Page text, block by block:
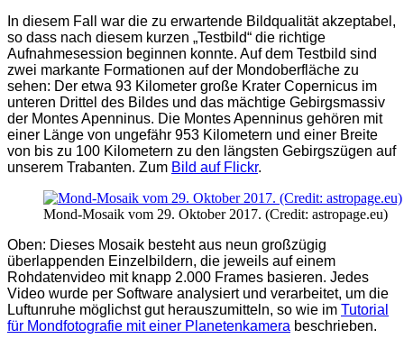
In diesem Fall war die zu erwartende Bildqualität akzeptabel,
so dass nach diesem kurzen „Testbild“ die richtige
Aufnahmesession beginnen konnte. Auf dem Testbild sind
zwei markante Formationen auf der Mondoberfläche zu
sehen: Der etwa 93 Kilometer große Krater Copernicus im
unteren Drittel des Bildes und das mächtige Gebirgsmassiv
der Montes Apenninus. Die Montes Apenninus gehören mit
einer Länge von ungefähr 953 Kilometern und einer Breite
von bis zu 100 Kilometern zu den längsten Gebirgszügen auf
unserem Trabanten. Zum Bild auf Flickr.
Mond-Mosaik vom 29. Oktober 2017. (Credit: astropage.eu)
Oben: Dieses Mosaik besteht aus neun großzügig
überlappenden Einzelbildern, die jeweils auf einem
Rohdatenvideo mit knapp 2.000 Frames basieren. Jedes
Video wurde per Software analysiert und verarbeitet, um die
Luftunruhe möglichst gut herauszumitteln, so wie im Tutorial
für Mondfotografie mit einer Planetenkamera beschrieben.